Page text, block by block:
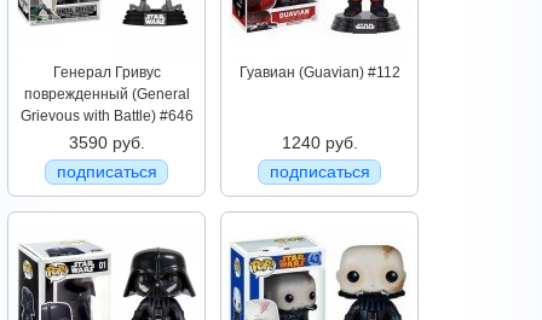
Генерал Гривус
поврежденный (General
Grievous with Battle) #646
3590 руб.
подписаться
Гуавиан (Guavian) #112
1240 руб.
подписаться